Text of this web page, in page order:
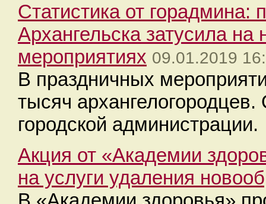
Статистика от горадмина:
Архангельска затусила на
мероприятиях 09.01.2019
В праздничных
тысяч
городской администрации.
Акция от «Академии
на услуги удаления